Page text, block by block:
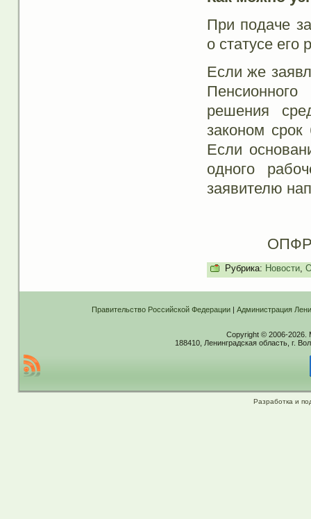
При подаче
о статусе его
Если же
решения
законом срок
Если
одного
заявителю
ОПФР
Рубрика: Новости,
Правительство Российской Федерации| Администрация
Copyright © 2006-2026.
188410, Ленинградская область, г.
Разработка и